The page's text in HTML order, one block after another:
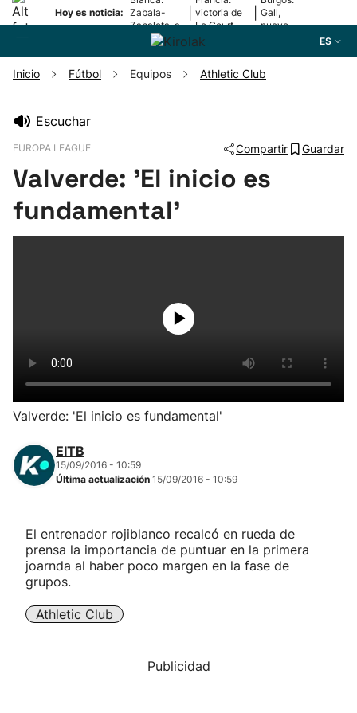
Hoy es noticia: Zabala-
Zabaleta, a
la final
victoria de
Le Court-
Pienaar
Gall,
nuevo
ES
Pelota
Herri-kirolak
Balonmano
Kirolak 360
Carreras de montaña
Inicio Fútbol Equipos Athletic Club
Escuchar
EUROPA LEAGUE Compartir Guardar
Valverde: 'El inicio es
fundamental'
Valverde: 'El inicio es fundamental'
EITB
15/09/2016 - 10:59
Última actualización 15/09/2016 - 10:59
El entrenador rojiblanco recalcó en rueda de
prensa la importancia de puntuar en la primera
joarnda al haber poco margen en la fase de
grupos.
Athletic Club
Publicidad